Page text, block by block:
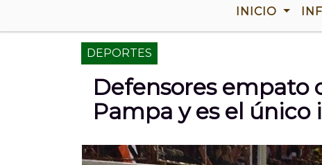
INICIO
DEPORTES
Defensores empato
Pampa y es el